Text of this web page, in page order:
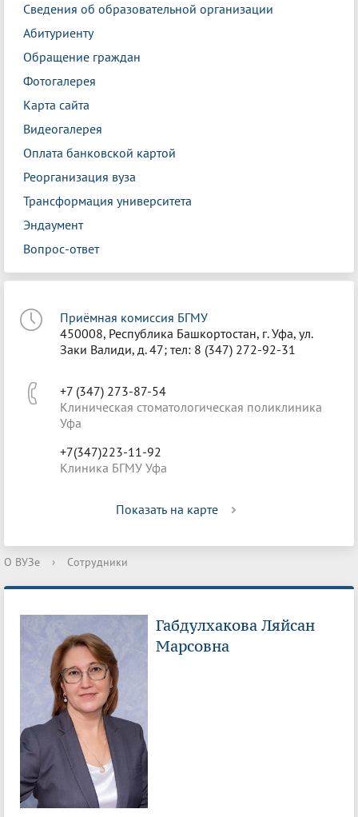
Сведения об образовательной организации
Абитуриенту
Обращение граждан
Фотогалерея
Карта сайта
Видеогалерея
Оплата банковской картой
Реорганизация вуза
Трансформация университета
Эндаумент
Вопрос-ответ
Приёмная комиссия БГМУ
450008, Республика Башкортостан, г. Уфа, ул.
Заки Валиди, д. 47; тел: 8 (347) 272-92-31
+7 (347) 273-87-54
Клиническая стоматологическая поликлиника
Уфа
+7(347)223-11-92
Клиника БГМУ Уфа
Показать на карте
О ВУЗе › Сотрудники
Габдулхакова Ляйсан
Марсовна